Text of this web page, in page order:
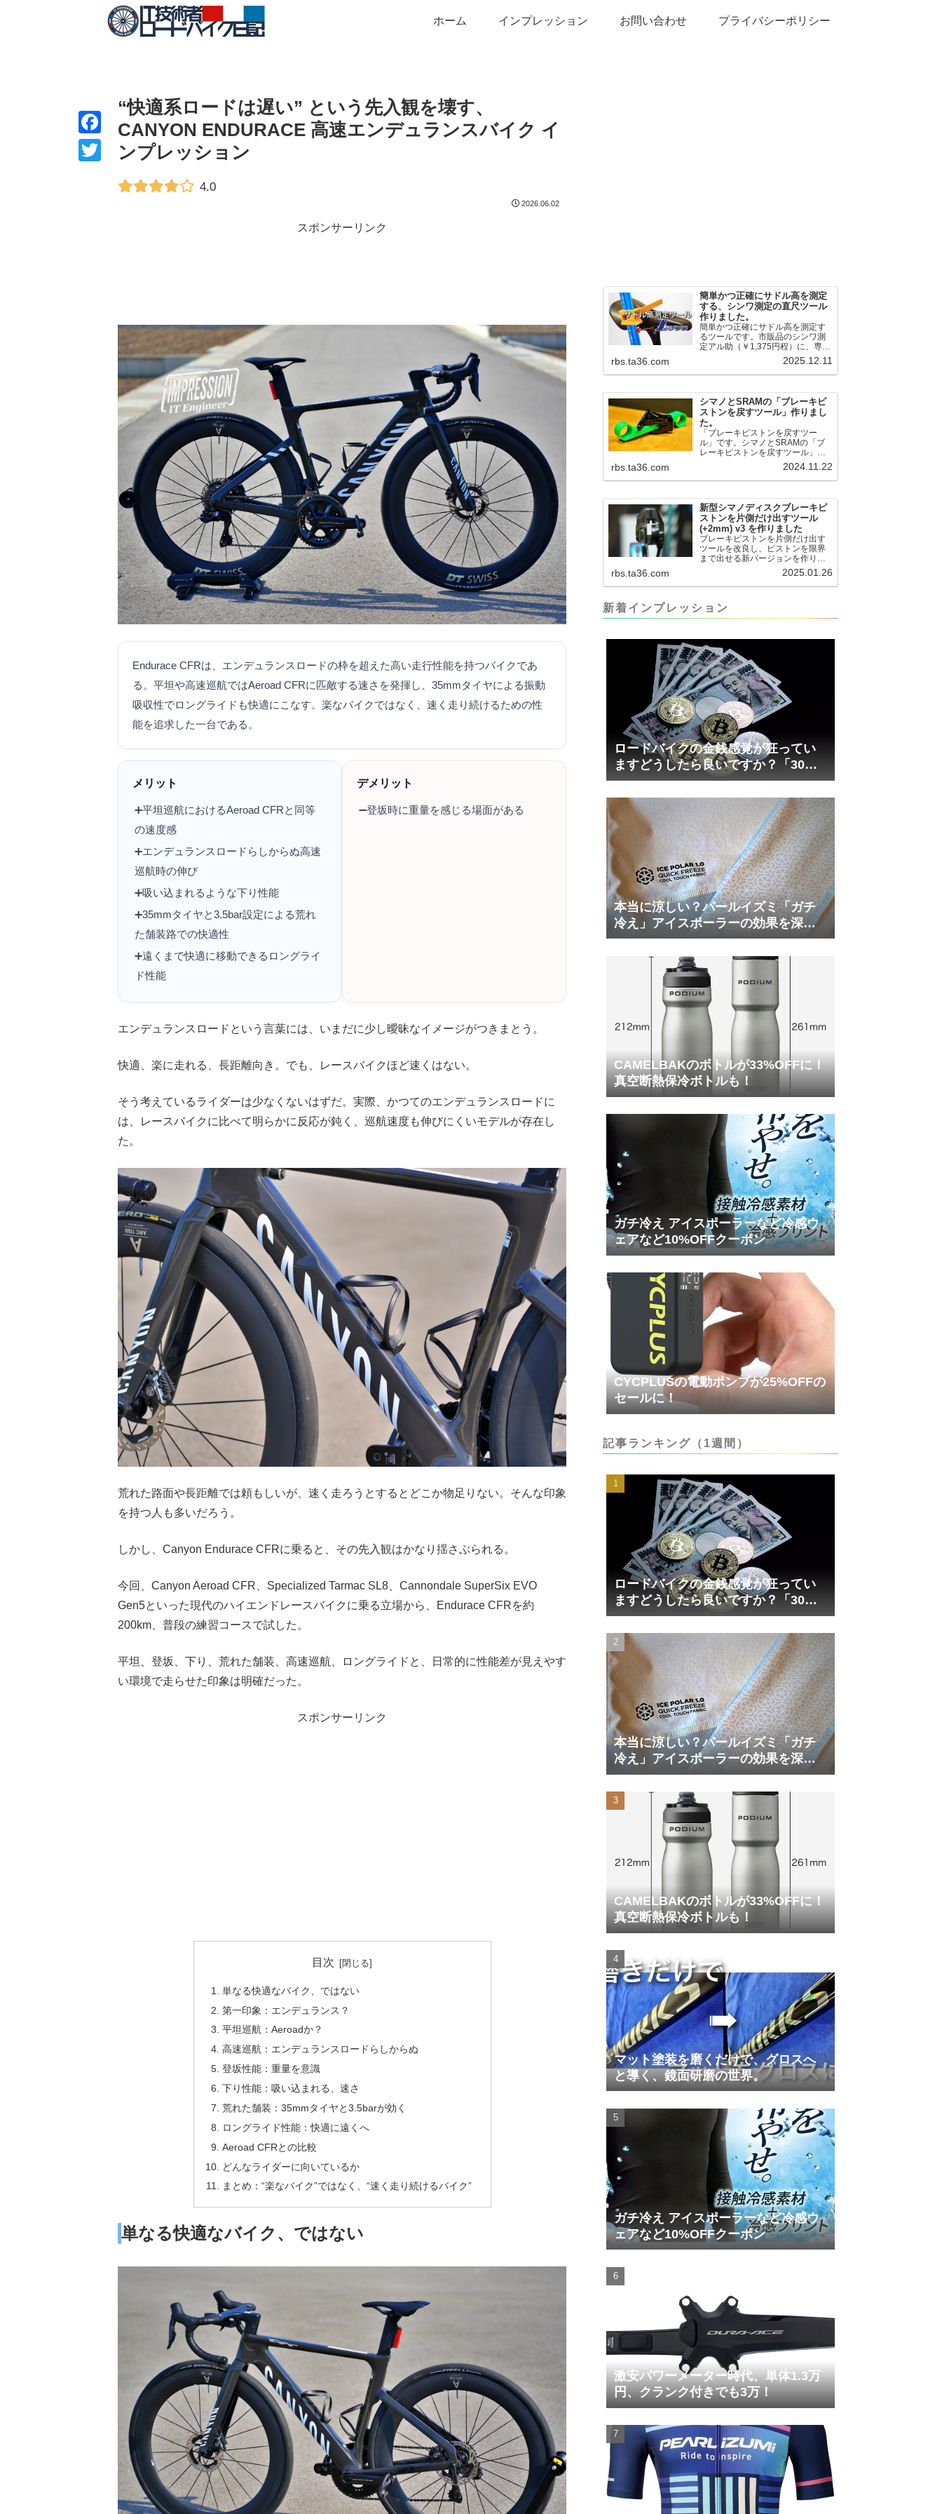
ホーム インプレッション お問い合わせ プライバシーポリシー
“快適系ロードは遅い” という先入観を壊す、
CANYON ENDURACE 高速エンデュランスバイク イ
ンプレッション
4.0
2026.06.02
スポンサーリンク
Endurace CFRは、エンデュランスロードの枠を超えた高い走行性能を持つバイクであ
る。平坦や高速巡航ではAeroad CFRに匹敵する速さを発揮し、35mmタイヤによる振動
吸収性でロングライドも快適にこなす。楽なバイクではなく、速く走り続けるための性
能を追求した一台である。
メリット
➕️平坦巡航におけるAeroad CFRと同等
の速度感
➕️エンデュランスロードらしからぬ高速
巡航時の伸び
➕️吸い込まれるような下り性能
➕️35mmタイヤと3.5bar設定による荒れ
た舗装路での快適性
➕️遠くまで快適に移動できるロングライ
ド性能
デメリット
➖️登坂時に重量を感じる場面がある
エンデュランスロードという言葉には、いまだに少し曖昧なイメージがつきまとう。
快適、楽に走れる、長距離向き。でも、レースバイクほど速くはない。
そう考えているライダーは少なくないはずだ。実際、かつてのエンデュランスロードに
は、レースバイクに比べて明らかに反応が鈍く、巡航速度も伸びにくいモデルが存在し
た。
荒れた路面や長距離では頼もしいが、速く走ろうとするとどこか物足りない。そんな印象
を持つ人も多いだろう。
しかし、Canyon Endurace CFRに乗ると、その先入観はかなり揺さぶられる。
今回、Canyon Aeroad CFR、Specialized Tarmac SL8、Cannondale SuperSix EVO
Gen5といった現代のハイエンドレースバイクに乗る立場から、Endurace CFRを約
200km、普段の練習コースで試した。
平坦、登坂、下り、荒れた舗装、高速巡航、ロングライドと、日常的に性能差が見えやす
い環境で走らせた印象は明確だった。
スポンサーリンク
目次
単なる快適なバイク、ではない
第一印象：エンデュランス？
平坦巡航：Aeroadか？
高速巡航：エンデュランスロードらしからぬ
登坂性能：重量を意識
下り性能：吸い込まれる、速さ
荒れた舗装：35mmタイヤと3.5barが効く
ロングライド性能：快適に遠くへ
Aeroad CFRとの比較
どんなライダーに向いているか
まとめ：“楽なバイク”ではなく、“速く走り続けるバイク”
単なる快適なバイク、ではない
F
簡単かつ正確にサドル高を測定
する、シンワ測定の直尺ツール
作りました。
簡単かつ正確にサドル高を測定す
るツールです。市販品のシンワ測
定アル助（￥1,375円程）に、専用
のサドル高測定ツールを取り付け
て使用します。これまで以上に、
サドル高を容易に測定できるよう
Sokutei) アルミ直尺 アル助 1m ホ
ワイト 65445posted at 2025.12.12
シンワ測定(Shinwa Sokutei)
￥1,375Amazon.c...
rbs.ta36.com 2025.12.11
シマノとSRAMの「ブレーキピ
ストンを戻すツール」作りまし
た。
「ブレーキピストンを戻すツー
ル」です。シマノとSRAMの「ブ
レーキピストンを戻すツール」作
りました。出したからには、戻す
必要が。。。でも、タイヤレバー
や六角レンチはつかってはダメだ
戻すツール」
pic.twitter.com/jiwVmCb32N— IT技
術者ロードバイク (@FJT_TKS)
November 22, 2024何ができるの
かというと、出ているピス...
rbs.ta36.com 2024.11.22
新型シマノディスクブレーキピ
ストンを片側だけ出すツール
(+2mm) v3 を作りました
ブレーキピストンを片側だけ出す
ツールを改良し、ピストンを限界
まで出せる新バージョンを作りま
した。前作よりも+2.18mm出せる
ようになりました。寸法設計に関
しては、数パターンを作って、オ
も安全な寸法設計に落ち着いてい
ます。ピストン出しチキンレース
れしましたが、ギリギリまで攻め
てますのでピストン内部の汚れを
さらに掃除できると思います。前
作の...
rbs.ta36.com 2025.01.26
新着インプレッション
ロードバイクの金銭感覚が狂ってい
ますどうしたら良いですか？「30万
円は安い」の正体
本当に涼しい？パールイズミ「ガチ
冷え」アイスポーラーの効果を深部
体温計COREで測ってみた
CAMELBAKのボトルが33%OFFに！
真空断熱保冷ボトルも！
ガチ冷え アイスポーラーなど冷感ウ
ェアなど10%OFFクーポン
CYCPLUSの電動ポンプが25%OFFの
セールに！
記事ランキング（1週間）
ロードバイクの金銭感覚が狂ってい
ますどうしたら良いですか？「30万
円は安い」の正体
本当に涼しい？パールイズミ「ガチ
冷え」アイスポーラーの効果を深部
体温計COREで測ってみた
CAMELBAKのボトルが33%OFFに！
真空断熱保冷ボトルも！
マット塗装を磨くだけで、グロスへ
と導く、鏡面研磨の世界。
ガチ冷え アイスポーラーなど冷感ウ
ェアなど10%OFFクーポン
激安パワーメーター時代、単体1.3万
円、クランク付きでも3万！